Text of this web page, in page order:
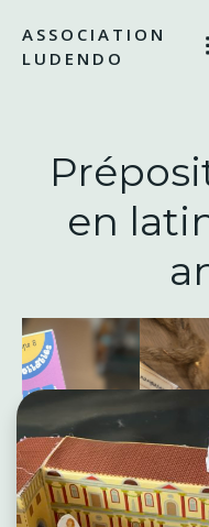
ASSOCIATION
LUDENDO
en